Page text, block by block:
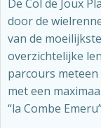
De Col de Joux
door de
van de
overzichtelijke
parcours
met een
“la Combe